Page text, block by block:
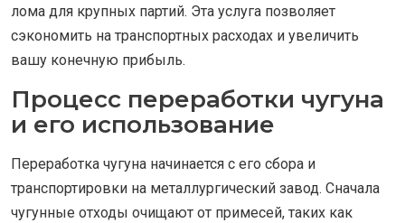
лома для крупных партий. Эта услуга позволяет
сэкономить на транспортных расходах и увеличить
вашу конечную прибыль.
Процесс переработки чугуна
и его использование
Переработка чугуна начинается с его сбора и
транспортировки на металлургический завод. Сначала
чугунные отходы очищают от примесей, таких как